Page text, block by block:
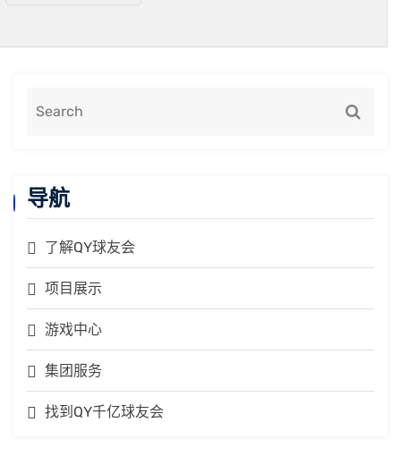
导航
了解QY球友会
项目展示
游戏中心
集团服务
找到QY千亿球友会